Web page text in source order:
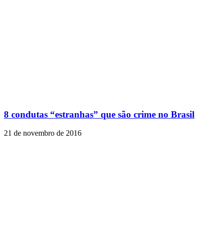
8 condutas “estranhas” que são crime no Brasil
21 de novembro de 2016